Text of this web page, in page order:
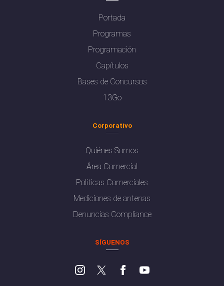
Portada
Programas
Programación
Capítulos
Bases de Concursos
13Go
Corporativo
Quiénes Somos
Área Comercial
Políticas Comerciales
Mediciones de antenas
Denuncias Compliance
SÍGUENOS